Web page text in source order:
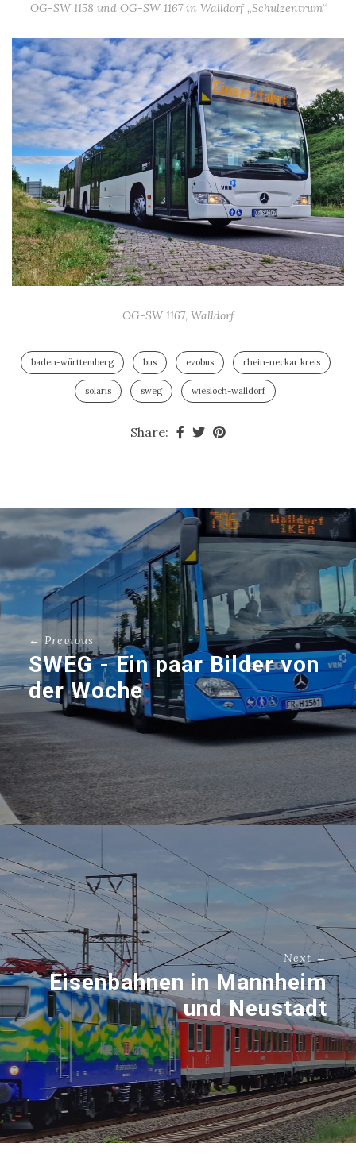
OG-SW 1158 und OG-SW 1167 in Walldorf „Schulzentrum“
OG-SW 1167, Walldorf
baden-württemberg bus evobus rhein-neckar kreis
solaris sweg wiesloch-walldorf
Share:
← Previous
SWEG - Ein paar Bilder von
der Woche
Next →
Eisenbahnen in Mannheim
und Neustadt